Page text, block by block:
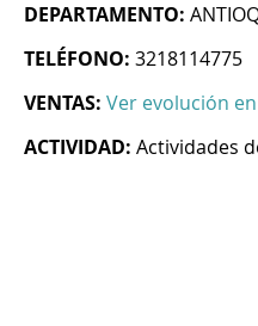
DEPARTAMENTO:
TELÉFONO: 3218114775
VENTAS: Ver evolución
ACTIVIDAD: Actividades